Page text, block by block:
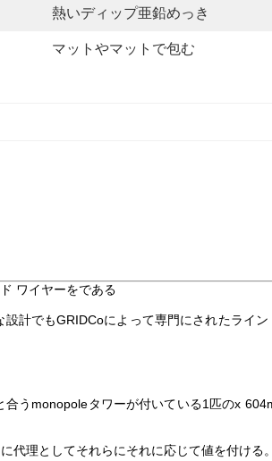
熱いディップ亜鉛めっき
マットやマットで包む
ワイヤーをである
計でもGRIDCoによって専門にされたライ
うmonopoleタワーが付いている1匹のx
理としてそれらにそれに応じて値を付ける。